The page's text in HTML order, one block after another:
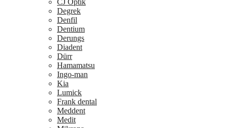
Degrek
Denfil
Dentium
Derungs
Diadent
Dürr
Hamamatsu
Ingo-man
Kia
Lumick
Frank dental
Meddent
Medit